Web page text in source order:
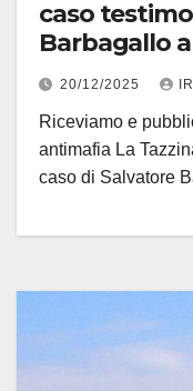
caso
Barbagallo
20/12/2025
Riceviamo e
antimafia La
caso di Salvatore